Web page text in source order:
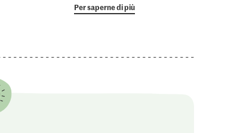
Per saperne di più